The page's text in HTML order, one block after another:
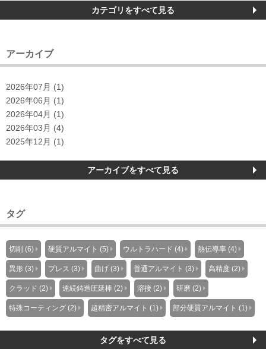
カテゴリをすべて見る
アーカイブ
2026年07月 (1)
2026年06月 (1)
2026年04月 (1)
2026年03月 (4)
2025年12月 (1)
アーカイブをすべて見る
タグ
切削 (6) 硬質アルマイト (5) ウルトラハード (4) 熱伝導率 (4)
異形 (3) プレス (3) 曲げ (3) 普通アルマイト (3) 高精度 (2)
クラッド (2) 連続鋳造圧延棒 (2) 溶接 (2) 研磨 (2)
特殊コーティング (2) 超精密アルマイト (1) 部分硬質アルマイト (1)
タグをすべて見る